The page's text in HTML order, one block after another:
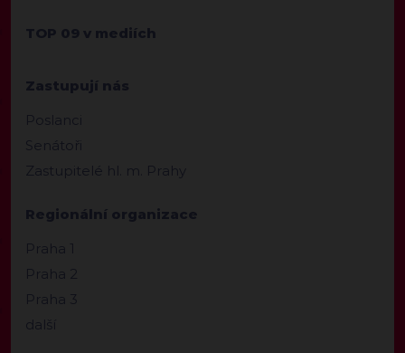
TOP 09 v mediích
Zastupují nás
Poslanci
Senátoři
Zastupitelé hl. m. Prahy
Regionální organizace
Praha 1
Praha 2
Praha 3
další